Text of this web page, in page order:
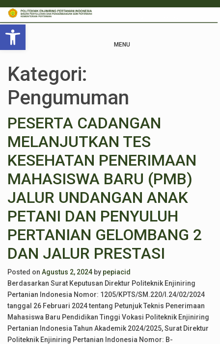
Open toolbar
MENU
Kategori:
Pengumuman
PESERTA CADANGAN
MELANJUTKAN TES
KESEHATAN PENERIMAAN
MAHASISWA BARU (PMB)
JALUR UNDANGAN ANAK
PETANI DAN PENYULUH
PERTANIAN GELOMBANG 2
DAN JALUR PRESTASI
Posted on Agustus 2, 2024 by pepiacid
Berdasarkan Surat Keputusan Direktur Politeknik Enjiniring
Pertanian Indonesia Nomor: 1205/KPTS/SM.220/I.24/02/2024
tanggal 26 Februari 2024 tentang Petunjuk Teknis Penerimaan
Mahasiswa Baru Pendidikan Tinggi Vokasi Politeknik Enjiniring
Pertanian Indonesia Tahun Akademik 2024/2025, Surat Direktur
Politeknik Enjiniring Pertanian Indonesia Nomor: B-